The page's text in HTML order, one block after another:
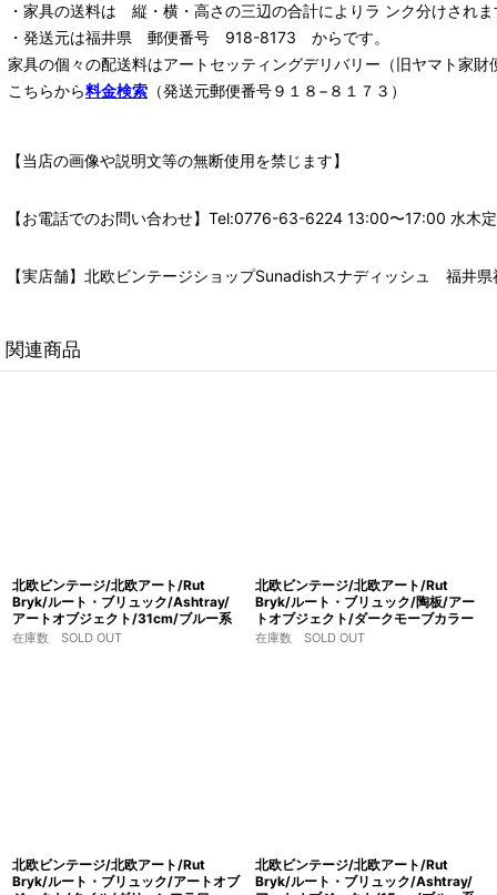
・家具の送料は 縦・横・高さの三辺の合計によりラ ンク分けされま
・発送元は福井県 郵便番号 918-8173 からです。
家具の個々の配送料はアートセッティングデリバリー （旧ヤマト家財
こちらから料金検索 （発送元郵便番号９１８−８１７３）
【当店の画像や説明文等の無断使用を禁じます】
【お電話でのお問い合わせ】Tel:0776-63-6224 13:00〜17:00 水木
【実店舗】北欧ビンテージショップSunadishスナディッシュ 福井
関連商品
北欧ビンテージ/北欧アート/Rut
Bryk/ルート・ブリュック/Ashtray/
アートオブジェクト/31cm/ブルー系
在庫数 SOLD OUT
北欧ビンテージ/北欧アート/Rut
Bryk/ルート・ブリュック/陶板/アー
トオブジェクト/ダークモーブカラー
在庫数 SOLD OUT
北欧ビンテージ/北欧アート/Rut
Bryk/ルート・ブリュック/アートオブ
北欧ビンテージ/北欧アート/Rut
Bryk/ルート・ブリュック/Ashtray/